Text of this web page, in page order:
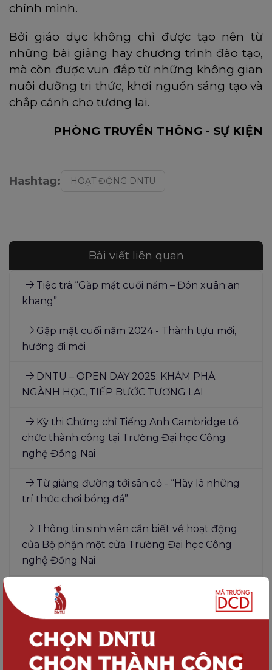
chính mình.
Bởi giáo dục không chỉ được tạo nên từ
những bài giảng hay chương trình đào tạo,
mà còn được vun đắp từ những không gian
nuôi dưỡng tri thức, khơi nguồn sáng tạo và
chắp cánh cho tương lai.
PHÒNG TRUYỀN THÔNG - SỰ KIỆN
Hashtag: HOẠT ĐỘNG DNTU
Bài viết liên quan
Tiệc trà “Gặp mặt cuối năm – Đón xuân an
khang”
Gặp mặt cuối năm 2024 - Thành tựu mới,
hướng đi mới
DNTU – OPEN DAY 2025: KHÁM PHÁ
NGÀNH HỌC, TIẾP BƯỚC TƯƠNG LAI
Kỳ thi Chứng chỉ Tiếng Anh Cambridge tổ
chức thành công tại Trường Đại học Công
nghệ Đồng Nai
Từ giảng đường tới sân cỏ - “Hãy là những
trí thức chơi bóng đá”
Thông tin sinh viên cần biết về hoạt động
của Bộ phận một cửa Trường Đại học Công
nghệ Đồng Nai
Hội thảo Phương pháp giảng dạy tiếng Anh
Cambridge tại Trường Đại học Công nghệ
Đồng Nai
DNTU Chúc mừng Ngày Quốc tế Phụ nữ
8/3